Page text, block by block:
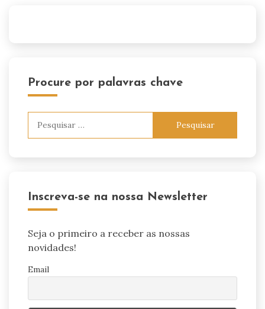
Procure por palavras chave
Inscreva-se na nossa Newsletter
Seja o primeiro a receber as nossas
novidades!
Email